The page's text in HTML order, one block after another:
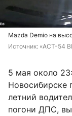
Mazda Demio на
Источник: «АСТ-54
5 мая около
Новосибирске
летний
погони ДПС,